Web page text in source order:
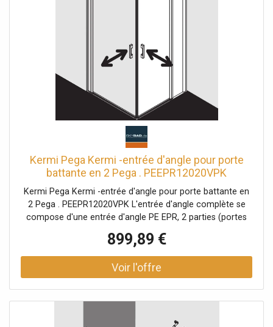
avec seuil (hauteur 6 mm) ou peut être installé sans seuil
(sans plancher) En raison de la conception, une
étanchéité absolue ne peut pas être obtenue avec PEGA
avec matériel de fixation un crochet porte-serviettes
transparent testé selon DIN EN 14428 (CE) et PPP 53005
(TÜV / GS)
Kermi Pega Kermi -entrée d'angle pour porte
battante en 2 Pega . PEEPR12020VPK
120x200cm, argent brillant, verre de sécurité
trempé clair, à droite, sur receveur de douche
Kermi Pega Kermi -entrée d'angle pour porte battante en
2 Pega . PEEPR12020VPK L'entrée d'angle complète se
compose d'une entrée d'angle PE EPR, 2 parties (portes
entrée d'angle PE EPL, 2 parties (portes battantes avec
champs fixes), une moitié à gauche Des demi-pièces de
différentes largeurs peuvent être combinées selon les
besoins Combinaison avec entrée d'angle PE 1ER / L, 2
ouverture vers l'intérieur et vers l'extérieur avec deux
899,89 €